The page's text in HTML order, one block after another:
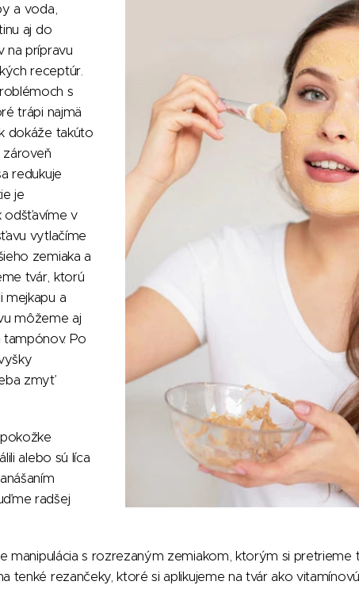
a voda,
aj do
na prípravu
receptúr.
s
trápi najmä
dokáže takúto
redukuje
je
odšťavíme v
vytlačíme
zemiaka a
tvár, ktorú
mejkapu a
môžeme aj
Po
zmyť
alebo sú líca
radšej
manipulácia s rozrezaným zemiakom, ktorým si pretrieme
tenké rezančeky, ktoré si aplikujeme na tvár ako